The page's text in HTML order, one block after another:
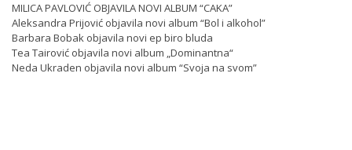
MILICA PAVLOVIĆ OBJAVILA NOVI ALBUM “CAKA”
Aleksandra Prijović objavila novi album “Bol i alkohol”
Barbara Bobak objavila novi ep biro bluda
Tea Tairović objavila novi album „Dominantna“
Neda Ukraden objavila novi album “Svoja na svom”